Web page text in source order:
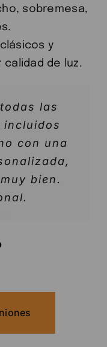
sobremesa,
y
calidad de luz.
de
desde
hasta la
del
en tienda
Desde
algún
la
a
nos
muy
para
las
con una
bien.